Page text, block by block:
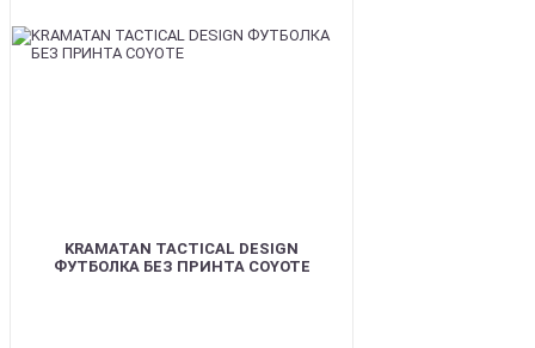
KRAMATAN TACTICAL DESIGN
ФУТБОЛКА БЕЗ ПРИНТА COYOTE